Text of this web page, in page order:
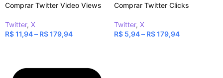
Comprar Twitter Video Views
Twitter, X
R$11,94– R$179,94
Comprar Twitter Clicks
Twitter, X
R$ 5,94– R$179,94